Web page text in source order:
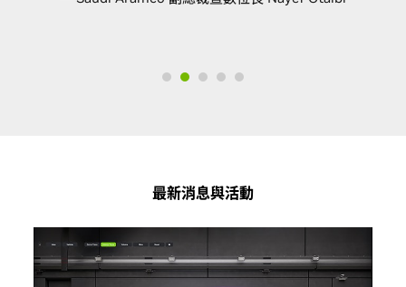
最新消息與活動
利用 NVIDIA GPU 將 SLB 的
INTERSECT 加速高達 11 倍